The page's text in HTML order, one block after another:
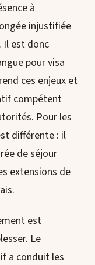
à
injustifiée
Il est donc
pour visa
ces enjeux et
compétent
Pour les
différente : il
de séjour
extensions de
est
Le
a conduit les